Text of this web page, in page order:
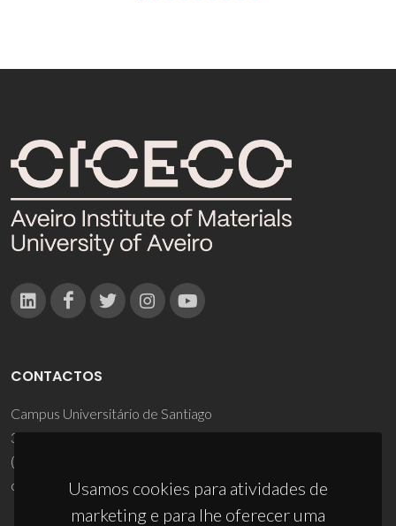
Usamos cookies para atividades de
marketing e para lhe oferecer uma
CONTACTOS
Campus Universitário de Santiago
3810-193 Aveiro - Portugal
(+351) 234 370 200
ciceco@ua.pt